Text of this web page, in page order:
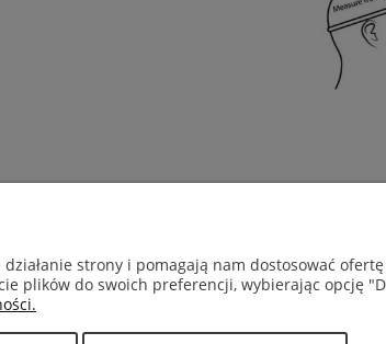
GWARANCJA I ZWROTY
strony i pomagają nam dostosować
plików do swoich preferencji, wybierając opcję